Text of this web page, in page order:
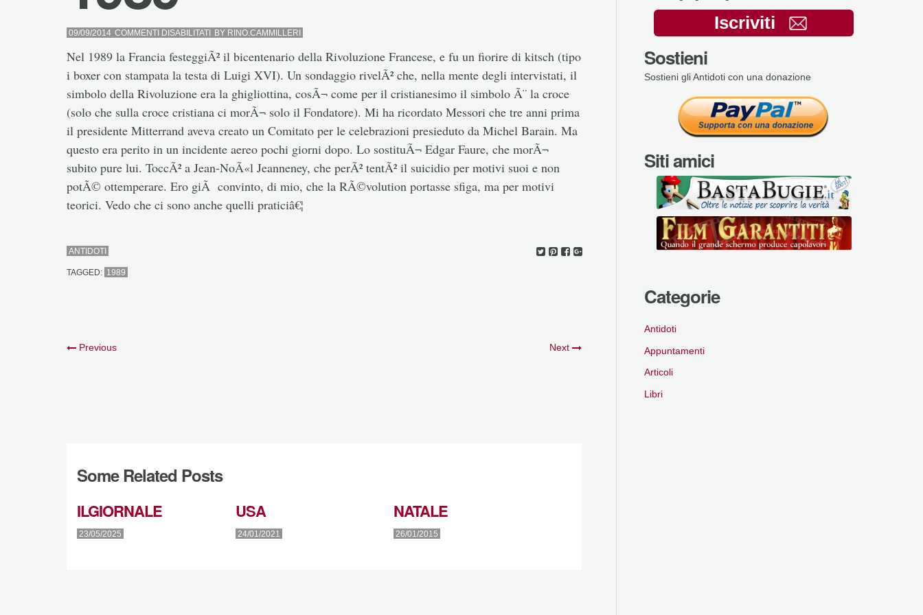
09/09/2014 COMMENTI DISABILITATISUBY RINO.CAMMILLERI
Nel 1989 la Francia festeggiÃ² il bicentenario della Rivoluzione Francese, e fu un fiorire di kitsch (tipo
i boxer con stampata la testa di Luigi XVI). Un sondaggio rivelÃ² che, nella mente degli intervistati, il
simbolo della Rivoluzione era la ghigliottina, cosÃ¬ come per il cristianesimo il simbolo Ã¨ la croce
(solo che sulla croce cristiana ci morÃ¬ solo il Fondatore). Mi ha ricordato Messori che tre anni prima
il presidente Mitterrand aveva creato un Comitato per le celebrazioni presieduto da Michel Barain. Ma
questo era perito in un incidente aereo pochi giorni dopo. Lo sostituÃ¬ Edgar Faure, che morÃ¬
subito pure lui. ToccÃ² a Jean-NoÃ«l Jeanneney, che perÃ² tentÃ² il suicidio per motivi suoi e non
potÃ© ottemperare. Ero giÃ convinto, di mio, che la RÃ©volution portasse sfiga, ma per motivi
teorici. Vedo che ci sono anche quelli praticiâ€¦
ANTIDOTI
TAGGED: 1989
Previous Next
Some Related Posts
ILGIORNALE
23/05/2025
USA
24/01/2021
NATALE
26/01/2015
Iscriviti
Sostieni
Sostieni gli Antidoti con una donazione
Siti amici
Categorie
Antidoti
Appuntamenti
Articoli
Libri